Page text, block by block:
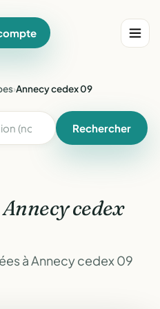
›Annecy cedex 09
Rechercher
Annecy cedex
à Annecy cedex 09